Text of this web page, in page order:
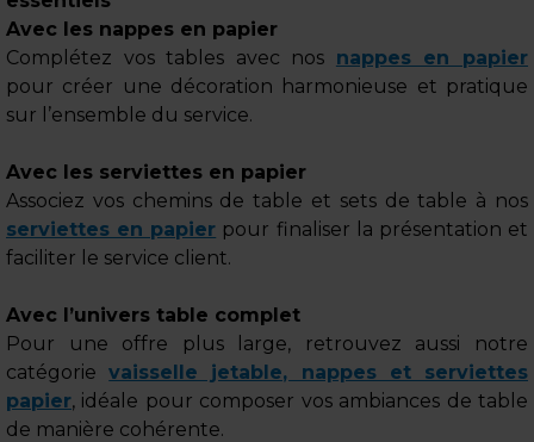
Avec les nappes en papier
Complétez vos tables avec nos nappes en papier
pour créer une décoration harmonieuse et pratique
sur l’ensemble du service.
Avec les serviettes en papier
Associez vos chemins de table et sets de table à nos
serviettes en papier pour finaliser la présentation et
faciliter le service client.
Avec l’univers table complet
Pour une offre plus large, retrouvez aussi notre
catégorievaisselle jetable, nappes et serviettes
papier, idéale pour composer vos ambiances de table
de manière cohérente.